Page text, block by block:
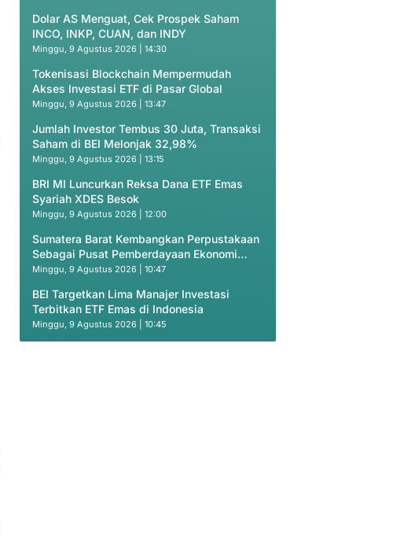
Dolar AS Menguat, Cek Prospek Saham
INCO, INKP, CUAN, dan INDY
Minggu, 9 Agustus 2026 | 14:30
Tokenisasi Blockchain Mempermudah
Akses Investasi ETF di Pasar Global
Minggu, 9 Agustus 2026 | 13:47
Jumlah Investor Tembus 30 Juta, Transaksi
Saham di BEI Melonjak 32,98%
Minggu, 9 Agustus 2026 | 13:15
BRI MI Luncurkan Reksa Dana ETF Emas
Syariah XDES Besok
Minggu, 9 Agustus 2026 | 12:00
Sumatera Barat Kembangkan Perpustakaan
Sebagai Pusat Pemberdayaan Ekonomi
Masyarakat
Minggu, 9 Agustus 2026 | 10:47
BEI Targetkan Lima Manajer Investasi
Terbitkan ETF Emas di Indonesia
Minggu, 9 Agustus 2026 | 10:45